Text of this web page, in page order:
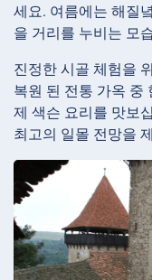
세요. 여름에는 해질
을 거리를 누비는 모
진정한 시골 체험을
복원 된 전통 가옥 중
제 색슨 요리를 맛보
최고의 일몰 전망을